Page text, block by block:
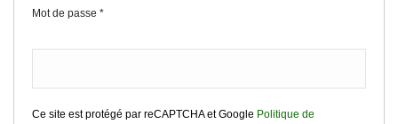
Mot de passe *
Ce site est protégé par reCAPTCHA et Google Politique de